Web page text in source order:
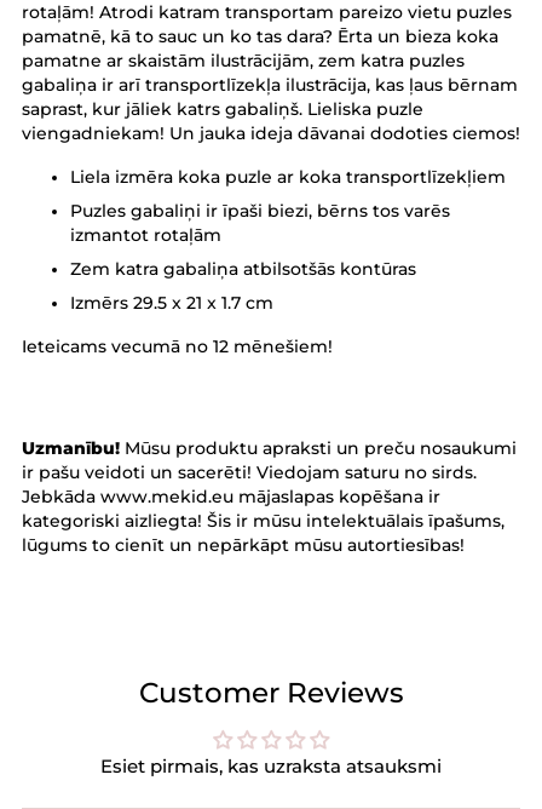
rotaļām! Atrodi katram transportam pareizo vietu puzles
pamatnē, kā to sauc un ko tas dara? Ērta un bieza koka
pamatne ar skaistām ilustrācijām, zem katra puzles
gabaliņa ir arī transportlīzekļa ilustrācija, kas ļaus bērnam
saprast, kur jāliek katrs gabaliņš. Lieliska puzle
viengadniekam! Un jauka ideja dāvanai dodoties ciemos!
Liela izmēra koka puzle ar koka transportlīzekļiem
Puzles gabaliņi ir īpaši biezi, bērns tos varēs
izmantot rotaļām
Zem katra gabaliņa atbilsotšās kontūras
Izmērs 29.5 x 21 x 1.7 cm
Ieteicams vecumā no 12 mēnešiem!
Uzmanību! Mūsu produktu apraksti un preču nosaukumi
ir pašu veidoti un sacerēti! Viedojam saturu no sirds.
Jebkāda www.mekid.eu mājaslapas kopēšana ir
kategoriski aizliegta! Šis ir mūsu intelektuālais īpašums,
lūgums to cienīt un nepārkāpt mūsu autortiesības!
Customer Reviews
Esiet pirmais, kas uzraksta atsauksmi